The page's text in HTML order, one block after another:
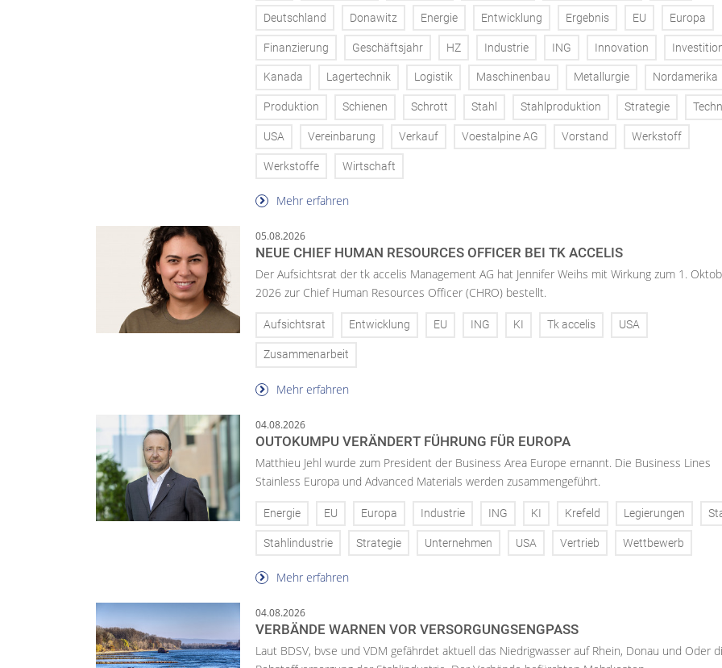
Deutschland Donawitz Energie Entwicklung Ergebnis EU Europa
Finanzierung Geschäftsjahr HZ Industrie ING Innovation
Kanada Lagertechnik Logistik Maschinenbau Metallurgie Nordamerika
Produktion Schienen Schrott Stahl Stahlproduktion Strategie
USA Vereinbarung Verkauf Voestalpine AG Vorstand Werkstoff
Werkstoffe Wirtschaft
Mehr erfahren
05.08.2026
NEUE CHIEF HUMAN RESOURCES OFFICER BEI TK ACCELIS
Der Aufsichtsrat der tk accelis Management AG hat Jennifer Weihs mit Wirkung zum 1.
2026 zur Chief Human Resources Officer (CHRO) bestellt.
Aufsichtsrat Entwicklung EU ING KI Tk accelis USA
Zusammenarbeit
Mehr erfahren
04.08.2026
OUTOKUMPU VERÄNDERT FÜHRUNG FÜR EUROPA
Matthieu Jehl wurde zum President der Business Area Europe ernannt. Die Business Lines
Stainless Europa und Advanced Materials werden zusammengeführt.
Energie EU Europa Industrie ING KI Krefeld Legierungen
Stahlindustrie Strategie Unternehmen USA Vertrieb Wettbewerb
Mehr erfahren
04.08.2026
VERBÄNDE WARNEN VOR VERSORGUNGSENGPASS
Laut BDSV, bvse und VDM gefährdet aktuell das Niedrigwasser auf Rhein, Donau und Oder